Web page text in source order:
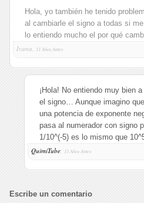
Hola, yo también he tenido
al cambiarle el signo a todas si
lo entiendo mucho el por qué
Ivana,
11 Años Antes
¡Hola! No entiendo muy bien
el signo… Aunque imagino
una potencia de exponente
pasa al numerador con signo
1/10^(-5) es lo mismo que
QuimiTube, 11 Años Antes
Escribe un comentario